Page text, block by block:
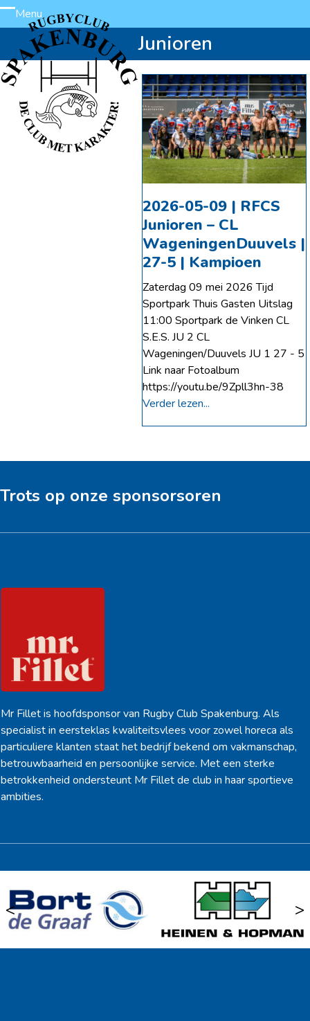
Skip
to
content
Menu
Open
mobile
menu
Close
mobile
menu
Junioren
2026-05-09 | RFCS
Junioren – CL
WageningenDuuvels |
27-5 | Kampioen
Zaterdag 09 mei 2026 Tijd
Sportpark Thuis Gasten Uitslag
11:00 Sportpark de Vinken CL
S.E.S. JU 2 CL
Wageningen/Duuvels JU 1 27 - 5
Link naar Fotoalbum
https://youtu.be/9Zpll3hn-38
Verder lezen...
Trots op onze sponsorsoren
Mr Fillet is hoofdsponsor van Rugby Club Spakenburg. Als
specialist in eersteklas kwaliteitsvlees voor zowel horeca als
particuliere klanten staat het bedrijf bekend om vakmanschap,
betrouwbaarheid en persoonlijke service. Met een sterke
betrokkenheid ondersteunt Mr Fillet de club in haar sportieve
ambities.
< >